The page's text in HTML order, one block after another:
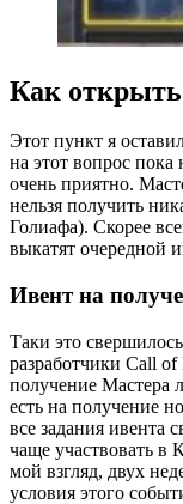
Как
Этот пункт я
на этот вопрос
очень приятно.
нельзя получить
Голиафа). Скорее
выкатят очередной
Ивент на
Таки это
разработчики Call
получение Мастера
есть на получение
все задания ивента
чаще участвовать в
мой взгляд, двух
условия этого